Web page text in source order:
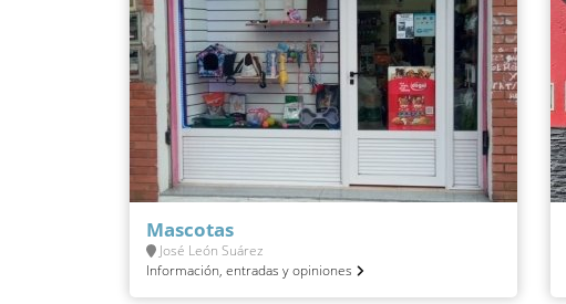
Mascotas
José León Suárez
Información, entradas y opiniones